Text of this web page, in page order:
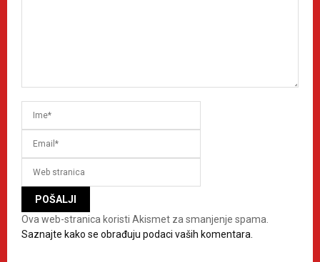
Ova web-stranica koristi Akismet za smanjenje spama.
Saznajte kako se obrađuju podaci vaših komentara.